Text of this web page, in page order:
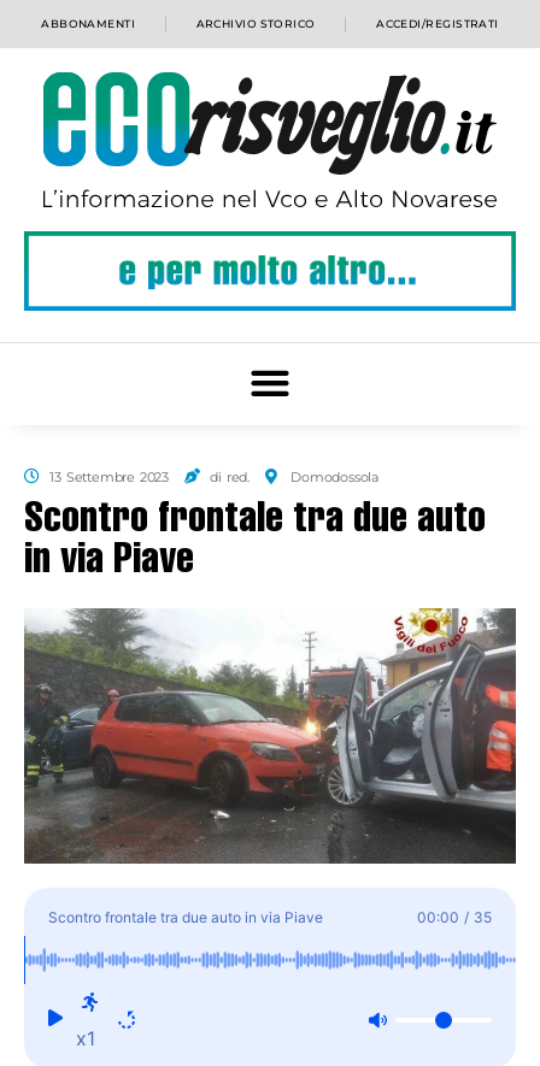
ABBONAMENTI ARCHIVIO STORICO ACCEDI/REGISTRATI
13 Settembre 2023 di red. Domodossola
Scontro frontale tra due auto
in via Piave
Scontro frontale tra due auto in via Piave 00:00 / 35
x1